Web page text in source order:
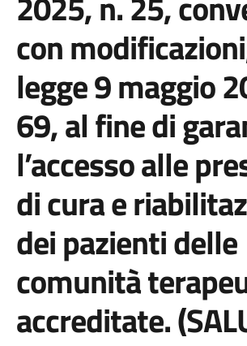
con
legge 9 maggio
69, al fine di
l’accesso alle
di cura e
dei pazienti delle
comunità
accreditate.